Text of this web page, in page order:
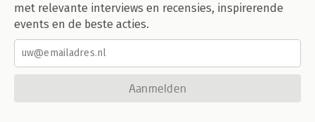
met relevante interviews en recensies, inspirerende
events en de beste acties.
Aanmelden